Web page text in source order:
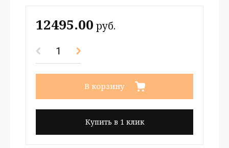
12495.00 руб.
В корзину
Купить в 1 клик